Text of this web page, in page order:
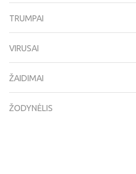
TRUMPAI
VIRUSAI
ŽAIDIMAI
ŽODYNĖLIS